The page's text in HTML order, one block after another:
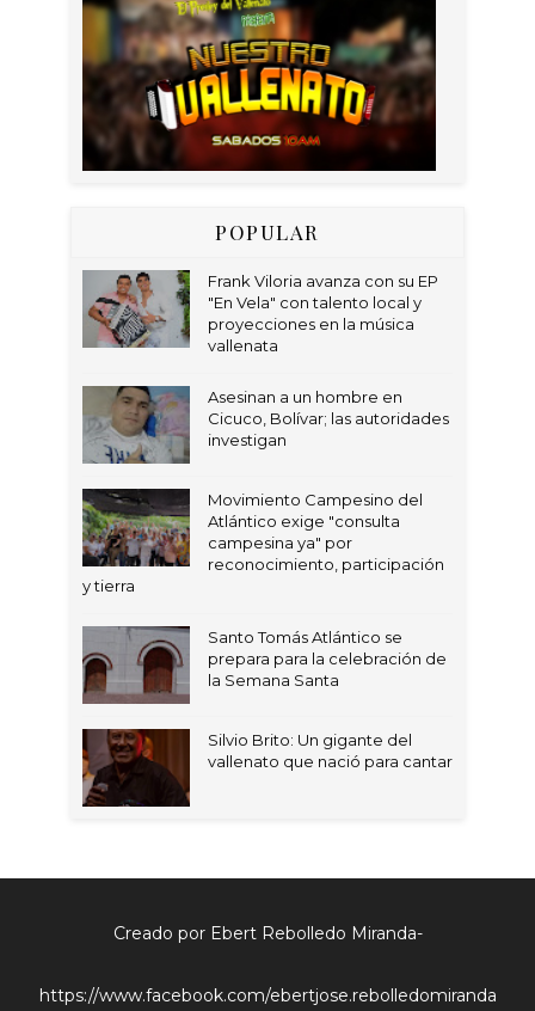
POPULAR
Frank Viloria avanza con su EP
"En Vela" con talento local y
proyecciones en la música
vallenata
Asesinan a un hombre en
Cicuco, Bolívar; las autoridades
investigan
Movimiento Campesino del
Atlántico exige "consulta
campesina ya" por
reconocimiento, participación
y tierra
Santo Tomás Atlántico se
prepara para la celebración de
la Semana Santa
Silvio Brito: Un gigante del
vallenato que nació para cantar
Creado por Ebert Rebolledo Miranda-
https://www.facebook.com/ebertjose.rebolledomiranda